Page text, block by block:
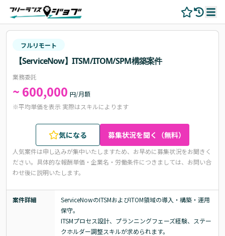
フルリモート
【ServiceNow】ITSM/ITOM/SPM構築案件
業務委託
~ 600,000 円/月額
※平均単価を表示 実際はスキルによります
気になる 募集状況を聞く（無料）
人気案件は申し込みが集中いたしますため、お早めに募集状況をお聞きく
ださい。 具体的な報酬単価・企業名・労働条件につきましては、お問い合
わせ後に説明いたします。
案件詳細
ServiceNowのITSMおよびITOM領域の導入・構築・運用
保守。
ITSMプロセス設計、プランニングフェーズ経験、ステー
クホルダー調整スキルが求められます。